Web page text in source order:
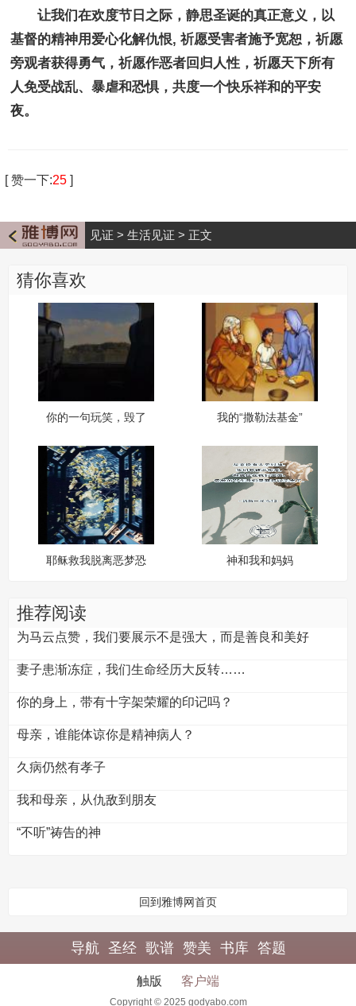
让我们在欢度节日之际，静思圣诞的真正意义，以
基督的精神用爱心化解仇恨, 祈愿受害者施予宽恕，祈愿
旁观者获得勇气，祈愿作恶者回归人性，祈愿天下所有
人免受战乱、暴虐和恐惧，共度一个快乐祥和的平安
夜。
[赞一下:25 ]
见证 > 生活见证 > 正文
猜你喜欢
你的一句玩笑，毁了
我的“撒勒法基金”
耶稣救我脱离恶梦恐
神和我和妈妈
推荐阅读
为马云点赞，我们要展示不是强大，而是善良和美好
妻子患渐冻症，我们生命经历大反转……
你的身上，带有十字架荣耀的印记吗？
母亲，谁能体谅你是精神病人？
久病仍然有孝子
我和母亲，从仇敌到朋友
“不听”祷告的神
回到雅博网首页
导航 圣经 歌谱 赞美 书库 答题
触版 客户端
Copyright © 2025 godyabo.com